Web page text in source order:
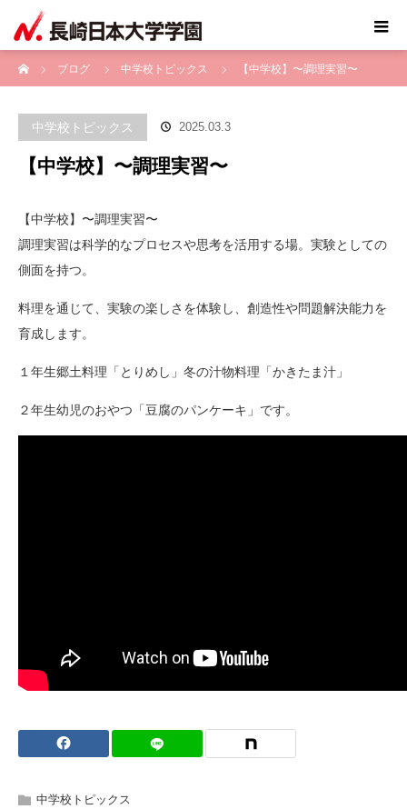
ブログ
中学校トピックス 【中学校】〜調理実習〜
中学校トピックス 2025.03.3
【中学校】〜調理実習〜
【中学校】〜調理実習〜
調理実習は科学的なプロセスや思考を活用する場。実験としての
側面を持つ。
料理を通じて、実験の楽しさを体験し、創造性や問題解決能力を
育成します。
１年生郷土料理「とりめし」冬の汁物料理「かきたま汁」
２年生幼児のおやつ「豆腐のパンケーキ」です。
中学校トピックス